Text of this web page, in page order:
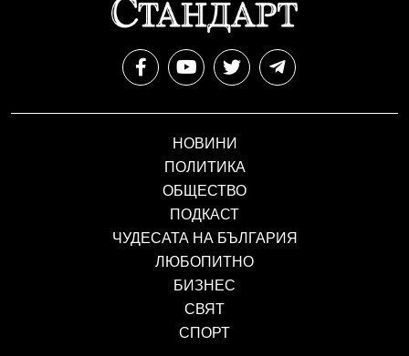
НОВИНИ
ПОЛИТИКА
ОБЩЕСТВО
ПОДКАСТ
ЧУДЕСАТА НА БЪЛГАРИЯ
ЛЮБОПИТНО
БИЗНЕС
СВЯТ
СПОРТ